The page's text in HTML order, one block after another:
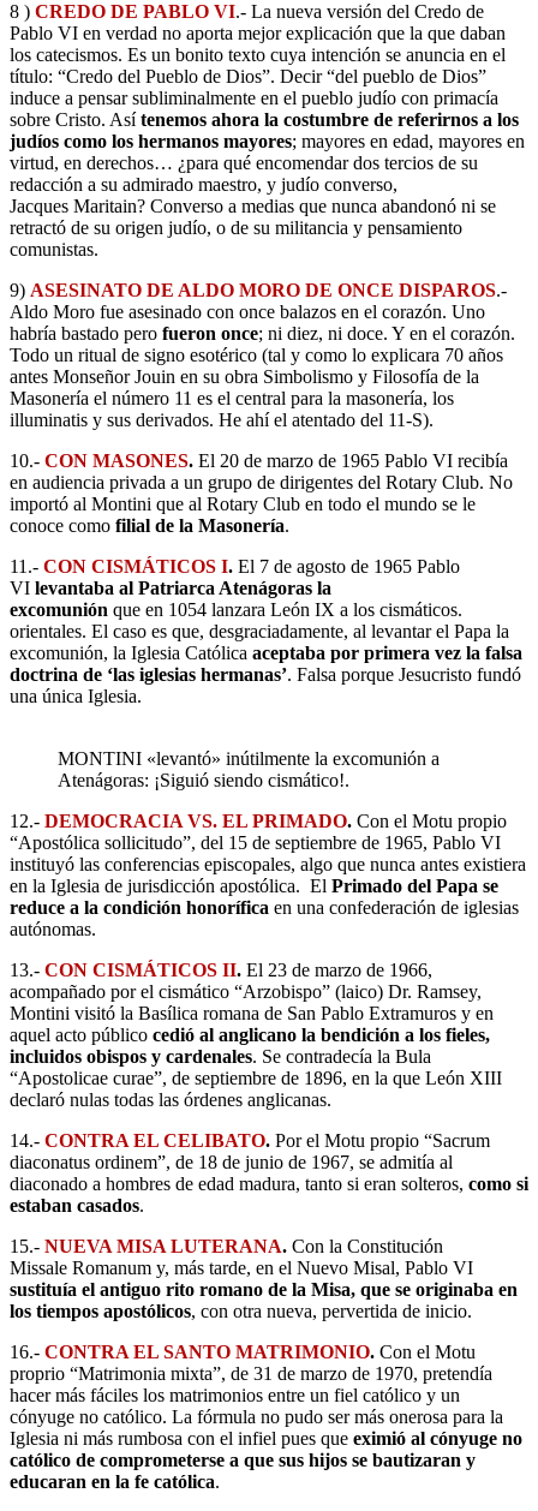
8 ) CREDO DE PABLO VI.- La nueva versión del Credo de
Pablo VI en verdad no aporta mejor explicación que la que daban
los catecismos. Es un bonito texto cuya intención se anuncia en el
título: “Credo del Pueblo de Dios”. Decir “del pueblo de Dios”
induce a pensar subliminalmente en el pueblo judío con primacía
sobre Cristo. Asítenemos ahora la costumbre de referirnos a los
judíos como los hermanos mayores; mayores en edad, mayores en
virtud, en derechos… ¿para qué encomendar dos tercios de su
redacción a su admirado maestro, y judío converso,
Jacques Maritain? Converso a medias que nunca abandonó ni se
retractó de su origen judío, o de su militancia y pensamiento
comunistas.
9) ASESINATO DE ALDO MORO DE ONCE DISPAROS.-
Aldo Moro fue asesinado con once balazos en el corazón. Uno
habría bastado pero fueron once; ni diez, ni doce. Y en el corazón.
Todo un ritual de signo esotérico (tal y como lo explicara 70 años
antes Monseñor Jouin en su obra Simbolismo y Filosofía de la
Masonería el número 11 es el central para la masonería, los
illuminatis y sus derivados. He ahí el atentado del 11-S).
10.- CON MASONES. El 20 de marzo de 1965 Pablo VI recibía
en audiencia privada a un grupo de dirigentes del Rotary Club. No
importó al Montini que al Rotary Club en todo el mundo se le
conoce como filial de la Masonería.
11.- CON CISMÁTICOS I. El 7 de agosto de 1965 Pablo
VI levantaba al Patriarca Atenágoras la
excomunión que en 1054 lanzara León IX a los cismáticos.
orientales. El caso es que, desgraciadamente, al levantar el Papa la
excomunión, la Iglesia Católica aceptaba por primera vez la falsa
doctrina de ‘las iglesias hermanas’. Falsa porque Jesucristo fundó
una única Iglesia.
MONTINI «levantó» inútilmente la excomunión a
Atenágoras: ¡Siguió siendo cismático!.
12.- DEMOCRACIA VS. EL PRIMADO. Con el Motu propio
“Apostólica sollicitudo”, del 15 de septiembre de 1965, Pablo VI
instituyó las conferencias episcopales, algo que nunca antes existiera
en la Iglesia de jurisdicción apostólica. El Primado del Papa se
reduce a la condición honorífica en una confederación de iglesias
autónomas.
13.- CON CISMÁTICOS II. El 23 de marzo de 1966,
acompañado por el cismático “Arzobispo” (laico) Dr. Ramsey,
Montini visitó la Basílica romana de San Pablo Extramuros y en
aquel acto público cedió al anglicano la bendición a los fieles,
incluidos obispos y cardenales. Se contradecía la Bula
“Apostolicae curae”, de septiembre de 1896, en la que León XIII
declaró nulas todas las órdenes anglicanas.
14.- CONTRA EL CELIBATO. Por el Motu propio “Sacrum
diaconatus ordinem”, de 18 de junio de 1967, se admitía al
diaconado a hombres de edad madura, tanto si eran solteros, como si
estaban casados.
15.- NUEVA MISA LUTERANA. Con la Constitución
Missale Romanum y, más tarde, en el Nuevo Misal, Pablo VI
sustituía el antiguo rito romano de la Misa, que se originaba en
los tiempos apostólicos, con otra nueva, pervertida de inicio.
16.- CONTRA EL SANTO MATRIMONIO. Con el Motu
proprio “Matrimonia mixta”, de 31 de marzo de 1970, pretendía
hacer más fáciles los matrimonios entre un fiel católico y un
cónyuge no católico. La fórmula no pudo ser más onerosa para la
Iglesia ni más rumbosa con el infiel pues que eximió al cónyuge no
católico de comprometerse a que sus hijos se bautizaran y
educaran en la fe católica.